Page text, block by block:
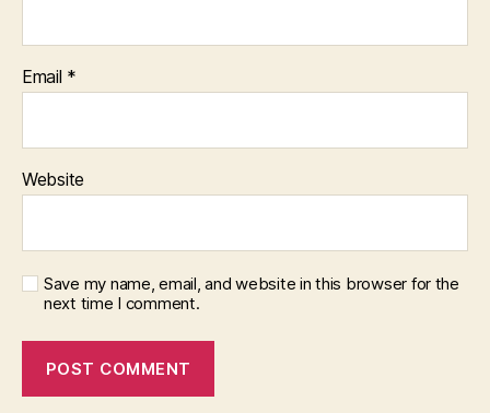
Email *
Website
Save my name, email, and website in this browser for the
next time I comment.